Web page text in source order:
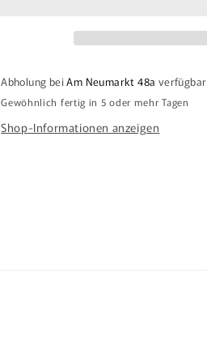
Abholung beiAm Neumarkt 48a verfügbar
Gewöhnlich fertig in 5 oder mehr Tagen
Shop-Informationen anzeigen